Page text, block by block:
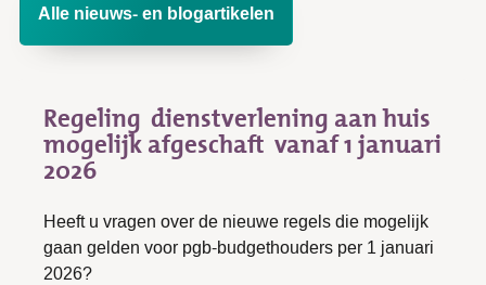
Alle nieuws- en blogartikelen
Regeling dienstverlening aan huis
mogelijk afgeschaft vanaf 1 januari
2026
Heeft u vragen over de nieuwe regels die mogelijk
gaan gelden voor pgb-budgethouders per 1 januari
2026?